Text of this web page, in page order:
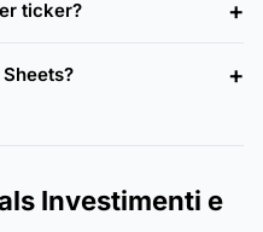
ticker?
Investimenti e